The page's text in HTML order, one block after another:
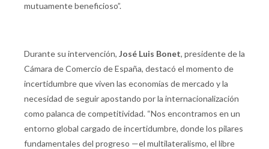
mutuamente beneficioso”.
Durante su intervención, José Luis Bonet, presidente de la
Cámara de Comercio de España, destacó el momento de
incertidumbre que viven las economías de mercado y la
necesidad de seguir apostando por la internacionalización
como palanca de competitividad. “Nos encontramos en un
entorno global cargado de incertidumbre, donde los pilares
fundamentales del progreso —el multilateralismo, el libre